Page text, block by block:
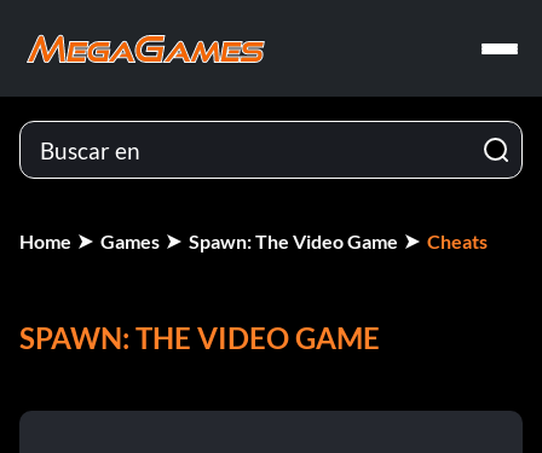
Home Games Spawn: The Video Game Cheats
SPAWN: THE VIDEO GAME